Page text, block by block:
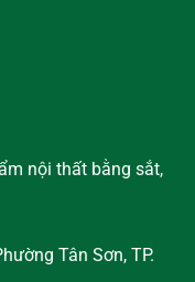
nội thất bằng sắt,
Tân Sơn, TP.